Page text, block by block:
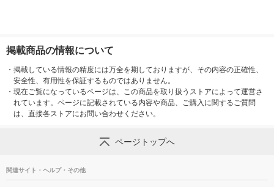
掲載商品の情報について
・ 掲載している情報の精度には万全を期しておりますが、その内容の正確性、
安全性、有用性を保証するものではありません。
・ 現在ご覧になっているページは、この商品を取り扱うストアによって運営さ
れています。ページに記載されている内容や商品、ご購入に関するご質問
は、直接各ストアにお問い合わせください。
ページトップへ
関連サイト・ヘルプ・その他